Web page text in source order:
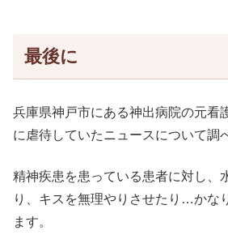
最後に
兵庫県神戸市にある神出病院の元看
に虐待していたニュースについて調
精神疾患を患っている患者に対し、
り、キスを無理やりさせたり…かな
ます。